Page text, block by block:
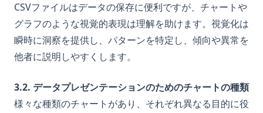
CSVファイルはデータの保存に便利ですが、チャートや
グラフのような視覚的表現は理解を助けます。視覚化は
瞬時に洞察を提供し、パターンを特定し、傾向や異常を
他者に説明しやすくします。
3.2. データプレゼンテーションのためのチャートの種類
様々な種類のチャートがあり、それぞれ異なる目的に役